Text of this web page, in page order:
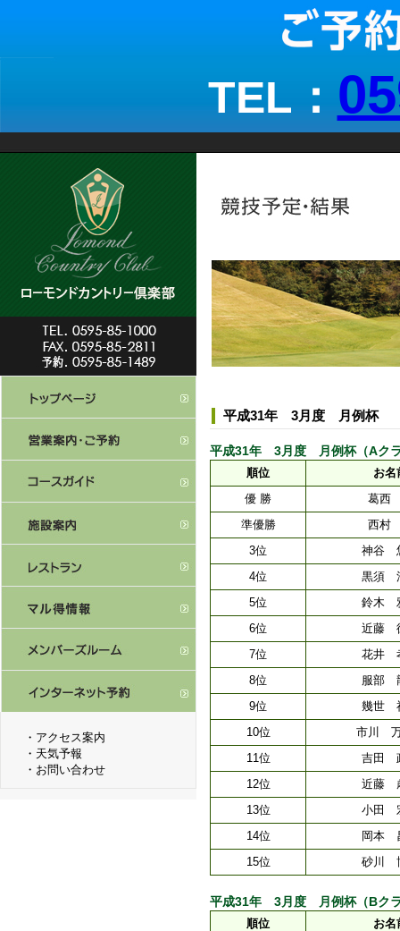
TEL：
・ アクセス案内
・ 天気予報
・ お問い合わせ
平成31年 3月度 月例杯
平成31年 3月度 月例杯（Aク
順位
お名
優 勝
葛西
準優勝
西村
3位
神谷
4位
黒須
5位
鈴木
6位
近藤
7位
花井
8位
服部
9位
幾世
10位
市川
11位
吉田
12位
近藤
13位
小田
14位
岡本
15位
砂川
平成31年 3月度 月例杯（Bク
順位
お名